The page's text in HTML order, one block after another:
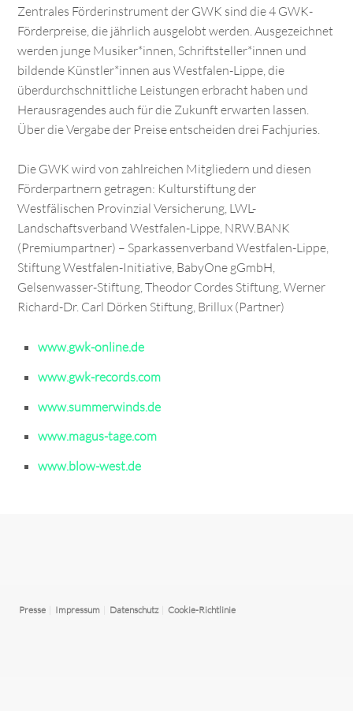
Zentrales Förderinstrument der GWK sind die 4 GWK-
Förderpreise, die jährlich ausgelobt werden. Ausgezeichnet
werden junge Musiker*innen, Schriftsteller*innen und
bildende Künstler*innen aus Westfalen-Lippe, die
überdurchschnittliche Leistungen erbracht haben und
Herausragendes auch für die Zukunft erwarten lassen.
Über die Vergabe der Preise entscheiden drei Fachjuries.
Die GWK wird von zahlreichen Mitgliedern und diesen
Förderpartnern getragen: Kulturstiftung der
Westfälischen Provinzial Versicherung, LWL-
Landschaftsverband Westfalen-Lippe, NRW.BANK
(Premiumpartner) – Sparkassenverband Westfalen-Lippe,
Stiftung Westfalen-Initiative, BabyOne gGmbH,
Gelsenwasser-Stiftung, Theodor Cordes Stiftung, Werner
Richard-Dr. Carl Dörken Stiftung, Brillux (Partner)
www.gwk-online.de
www.gwk-records.com
www.summerwinds.de
www.magus-tage.com
www.blow-west.de
Presse Impressum Datenschutz Cookie-Richtlinie